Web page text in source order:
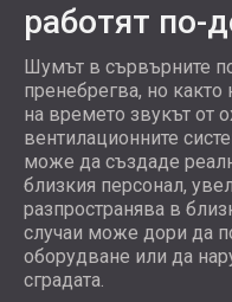
работят по-
Шумът в сървърните
пренебрегва, но както
на времето звукът от
вентилационните
може да създаде
близкия персонал,
разпространява в
случаи може дори да
оборудване или да
сградата.